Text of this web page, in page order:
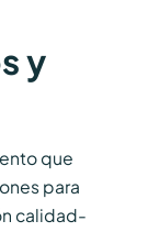
y
que
para
calidad-